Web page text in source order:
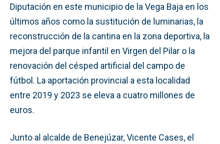
Diputación en este municipio de la Vega Baja en los
últimos años como la sustitución de luminarias, la
reconstrucción de la cantina en la zona deportiva, la
mejora del parque infantil en Virgen del Pilar o la
renovación del césped artificial del campo de
fútbol. La aportación provincial a esta localidad
entre 2019 y 2023 se eleva a cuatro millones de
euros.
Junto al alcalde de Benejúzar, Vicente Cases, el